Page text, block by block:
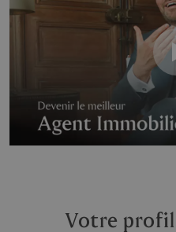
Votre profil